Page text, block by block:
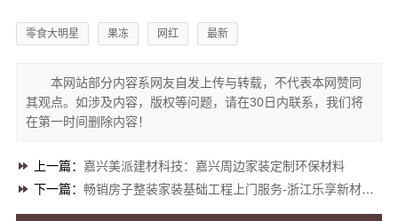
零食大明星 果冻 网红 最新
本网站部分内容系网友自发上传与转载，不代表本网赞同
其观点。如涉及内容，版权等问题，请在30日内联系，我们将
在第一时间删除内容！
上一篇： 嘉兴美派建材科技：嘉兴周边家装定制环保材料
下一篇： 畅销房子整装家装基础工程上门服务-浙江乐享新材料有限公司